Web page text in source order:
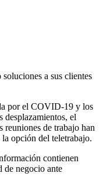
a sus clientes
por el COVID-19 y los
desplazamientos, el
reuniones de trabajo han
la opción del teletrabajo.
contienen
de negocio ante